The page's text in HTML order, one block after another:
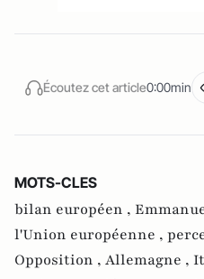
Écoutez cet article0:00min
MOTS-CLES
bilan européen ,
l'Union européenne ,
Opposition , Allemagne ,